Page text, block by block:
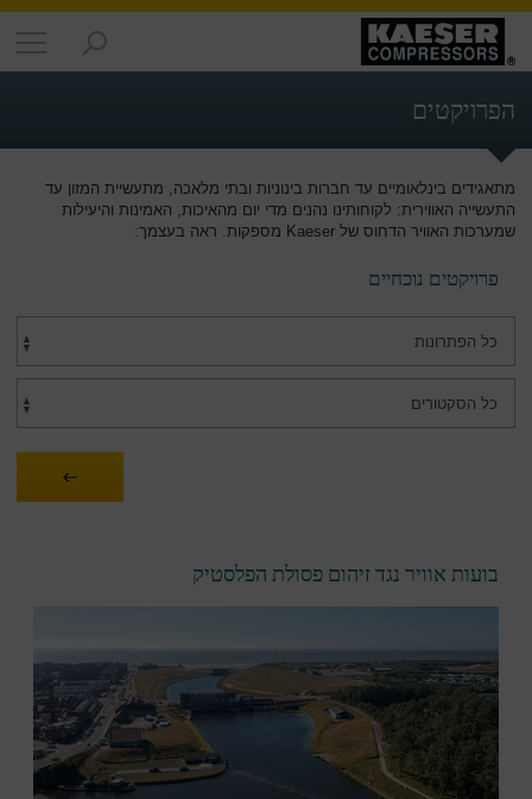
מוצרים
סקירה
כללית
פתרונות
-
כללית
שירותים
סקירה
כללית
הפרויקטים
מתאגידים בינלאומיים עד חברות בינוניות ובתי מלאכה, מתעשיית המזון עד
התעשייה האווירית: לקוחותינו נהנים מדי יום מהאיכות, האמינות והיעילות
שמערכות האוויר הדחוס של Kaeser מספקות. ראה בעצמך:
פרויקטים נוכחיים
בועות אוויר נגד זיהום פסולת הפלסטיק